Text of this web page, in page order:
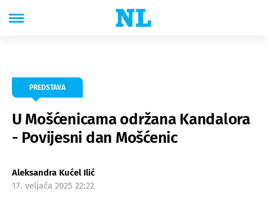
PREDSTAVA
U Mošćenicama održana Kandalora
- Povijesni dan Mošćenic
Aleksandra Kućel Ilić
17. veljača 2025 22:22